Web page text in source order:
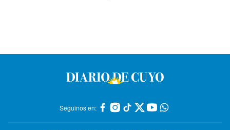
Seguinos en: